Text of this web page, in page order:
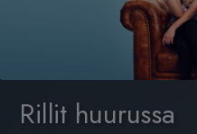
Rillit huurussa